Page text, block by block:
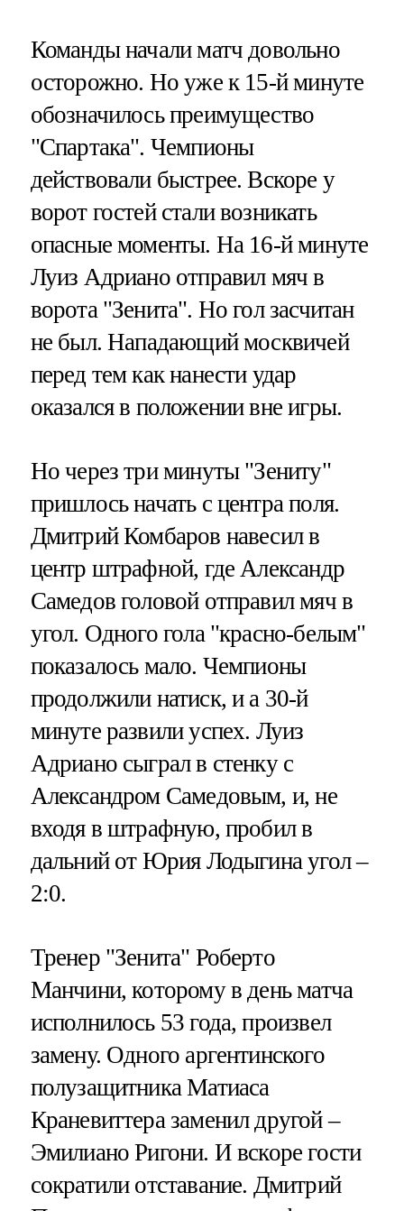
Команды начали матч довольно
осторожно. Но уже к 15-й минуте
обозначилось преимущество
"Спартака". Чемпионы
действовали быстрее. Вскоре у
ворот гостей стали возникать
опасные моменты. На 16-й минуте
Луиз Адриано отправил мяч в
ворота "Зенита". Но гол засчитан
не был. Нападающий москвичей
перед тем как нанести удар
оказался в положении вне игры.
Но через три минуты "Зениту"
пришлось начать с центра поля.
Дмитрий Комбаров навесил в
центр штрафной, где Александр
Самедов головой отправил мяч в
угол. Одного гола "красно-белым"
показалось мало. Чемпионы
продолжили натиск, и а 30-й
минуте развили успех. Луиз
Адриано сыграл в стенку с
Александром Самедовым, и, не
входя в штрафную, пробил в
дальний от Юрия Лодыгина угол –
2:0.
Тренер "Зенита" Роберто
Манчини, которому в день матча
исполнилось 53 года, произвел
замену. Одного аргентинского
полузащитника Матиаса
Краневиттера заменил другой –
Эмилиано Ригони. И вскоре гости
сократили отставание. Дмитрий